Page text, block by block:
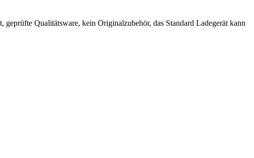
Qualitätsware, kein Originalzubehör, das Standard Ladegerät kann